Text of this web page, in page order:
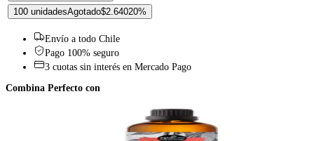
100 unidadesAgotado$2.64020%
Envío a todo Chile
Pago 100% seguro
3 cuotas sin interés en Mercado Pago
Combina Perfecto con